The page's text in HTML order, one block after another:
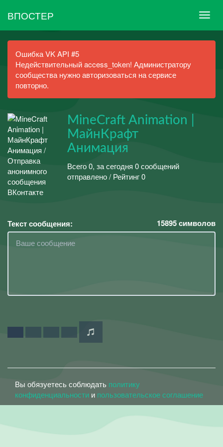
ВПОСТЕР
Ошибка VK API #5
Недействительный access_token! Администратору
сообщества нужно авторизоваться на сервисе
повторно.
MineCraft Animation |
МайнКрафт
Анимация
Всего 0, за сегодня 0 сообщений
отправлено / Рейтинг 0
Текст сообщения: 15895символов
Вы обязуетесь соблюдать политику
конфиденциальности и пользовательское соглашение